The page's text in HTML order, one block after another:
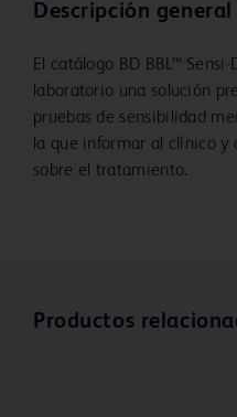
Descripción general
El catálogo BD BBL™
laboratorio una solución
pruebas de sensibilidad
la que informar al clínico y
sobre el tratamiento.
Productos